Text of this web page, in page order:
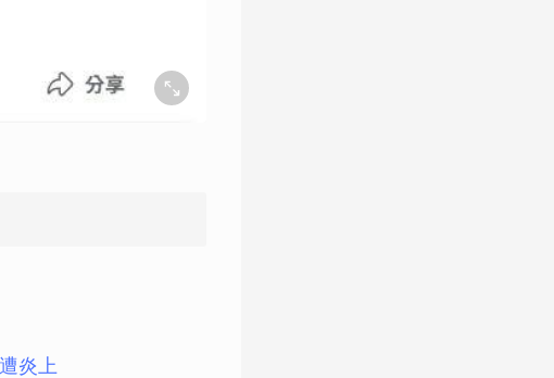
炎上